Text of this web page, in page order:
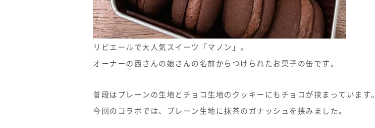
リビエールで大人気スイーツ「マノン」。
オーナーの西さんの娘さんの名前からつけられたお菓子の缶です。
普段はプレーンの生地とチョコ生地のクッキーにもチョコが挟まっています。
今回のコラボでは、プレーン生地に抹茶のガナッシュを挟みました。